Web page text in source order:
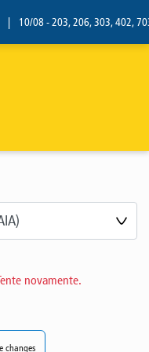
10/08 - 203, 206, 303, 402,
novamente.
changes